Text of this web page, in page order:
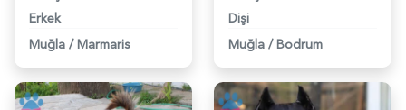
Erkek
Muğla / Marmaris
Dişi
Muğla / Bodrum